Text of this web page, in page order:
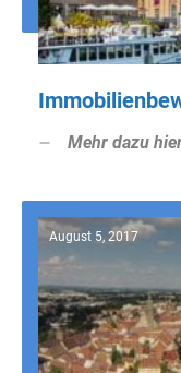
Mehr dazu
August 5, 2017